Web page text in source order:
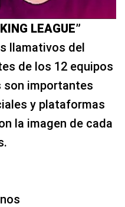
LEAGUE”
llamativos del
de los 12 equipos
son importantes
y plataformas
la imagen de cada